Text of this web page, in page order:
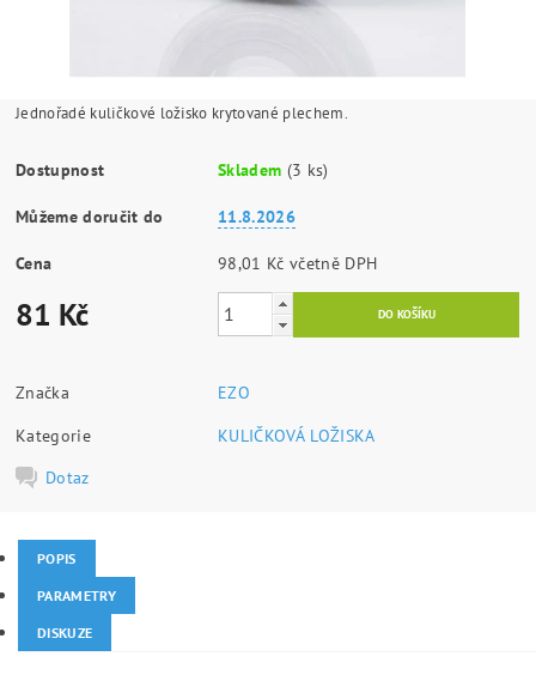
Jednořadé kuličkové ložisko krytované plechem.
Dostupnost Skladem (3 ks)
Můžeme doručit do 11.8.2026
Cena 98,01 Kč včetně DPH
81 Kč
Značka
EZO
Kategorie
KULIČKOVÁ LOŽISKA
Dotaz
POPIS
PARAMETRY
DISKUZE